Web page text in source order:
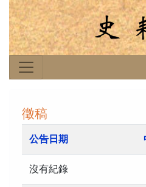
徵稿
公告日期
沒有紀錄